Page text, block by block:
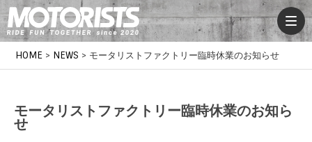
HOME > NEWS > モータリストファクトリー臨時休業のお知らせ
モータリストファクトリー臨時休業のお知ら
せ